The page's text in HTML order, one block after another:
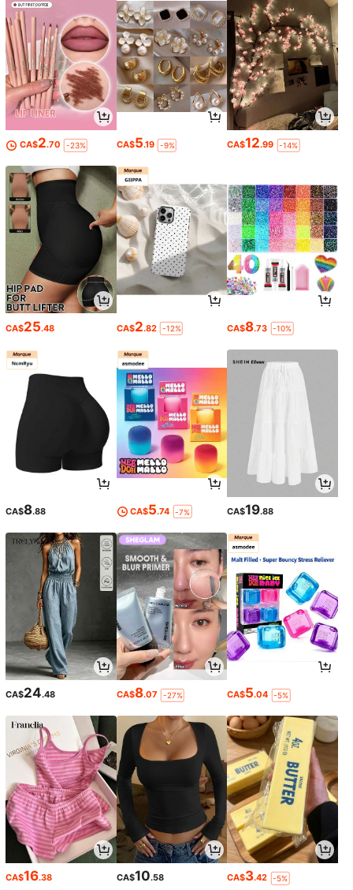
CA$2.70 -23% CA$5.19 -9% CA$12.99 -14%
CA$25.48 CA$2.82 -12% CA$8.73 -10%
CA$8.88 CA$5.74 -7% CA$19.88
CA$24.48 CA$8.07 -27% CA$5.04 -5%
CA$16.38 CA$10.58 CA$3.42 -5%